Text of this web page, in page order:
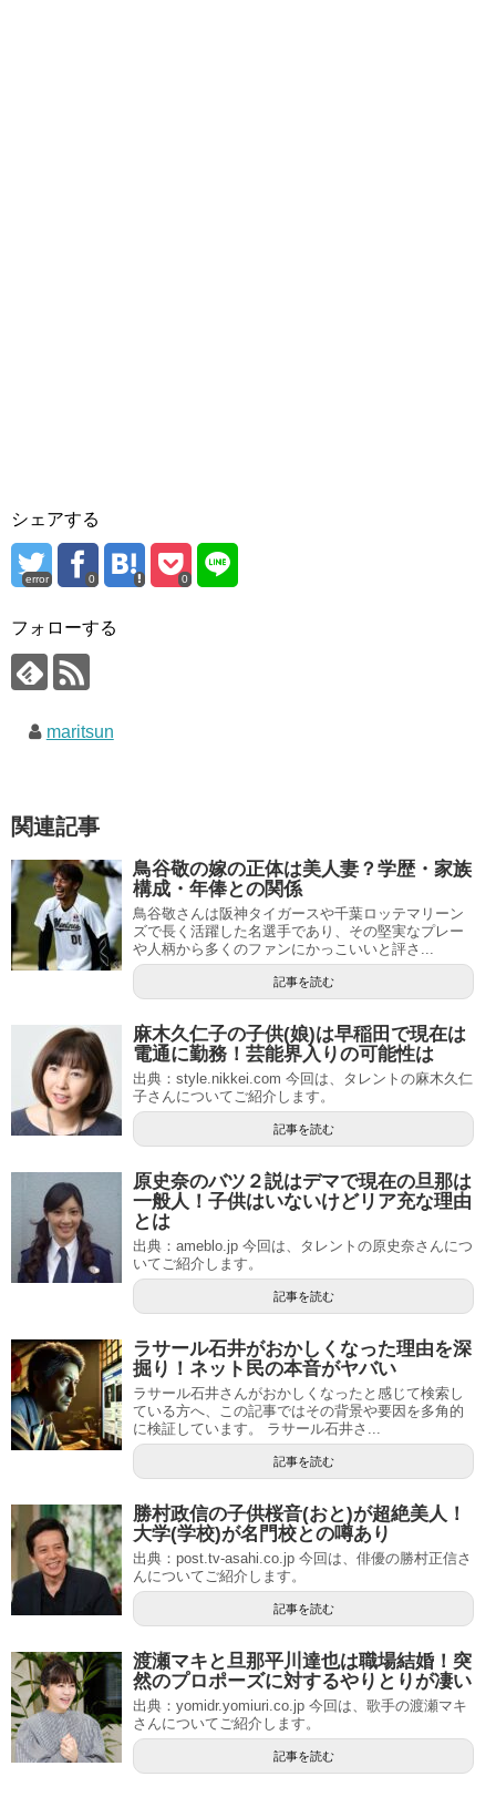
シェアする
error 0 0
フォローする
maritsun
関連記事
鳥谷敬の嫁の正体は美人妻？学歴・家族
構成・年俸との関係
鳥谷敬さんは阪神タイガースや千葉ロッテマリーン
ズで長く活躍した名選手であり、その堅実なプレー
や人柄から多くのファンにかっこいいと評さ...
記事を読む
麻木久仁子の子供(娘)は早稲田で現在は
電通に勤務！芸能界入りの可能性は
出典：style.nikkei.com 今回は、タレントの麻木久仁
子さんについてご紹介します。
記事を読む
原史奈のバツ２説はデマで現在の旦那は
一般人！子供はいないけどリア充な理由
とは
出典：ameblo.jp 今回は、タレントの原史奈さんにつ
いてご紹介します。
記事を読む
ラサール石井がおかしくなった理由を深
掘り！ネット民の本音がヤバい
ラサール石井さんがおかしくなったと感じて検索し
ている方へ、この記事ではその背景や要因を多角的
に検証しています。 ラサール石井さ...
記事を読む
勝村政信の子供桜音(おと)が超絶美人！
大学(学校)が名門校との噂あり
出典：post.tv-asahi.co.jp 今回は、俳優の勝村正信さ
んについてご紹介します。
記事を読む
渡瀬マキと旦那平川達也は職場結婚！突
然のプロポーズに対するやりとりが凄い
出典：yomidr.yomiuri.co.jp 今回は、歌手の渡瀬マキ
さんについてご紹介します。
記事を読む